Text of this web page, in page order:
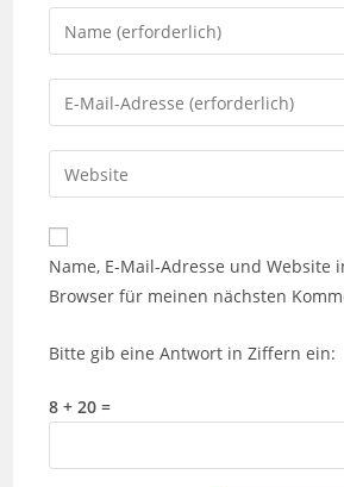
Gib
deinen
Namen
oder
zum
Kommentieren
ein
Gib
deine
E-
Mail-
zum
Kommentieren
ein
Gib
deine
Website-
URL
Name, E-Mail-Adresse und Website
Browser für meinen nächsten
Bitte gib eine Antwort in Ziffern ein:
8 + 20 =